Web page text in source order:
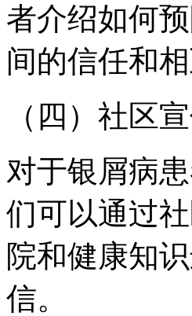
者介绍如何
间的信任和
（四）社区
对于银屑病
们可以通过
院和健康知
信。